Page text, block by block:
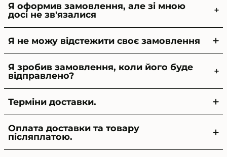
Я оформив замовлення, але зі мною
досі не зв'язалися
Я не можу відстежити своє замовлення
Я зробив замовлення, коли його буде
відправлено?
Терміни доставки.
Оплата доставки та товару
післяплатою.